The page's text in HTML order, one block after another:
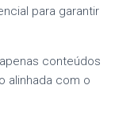
para garantir
conteúdos
alinhada com o